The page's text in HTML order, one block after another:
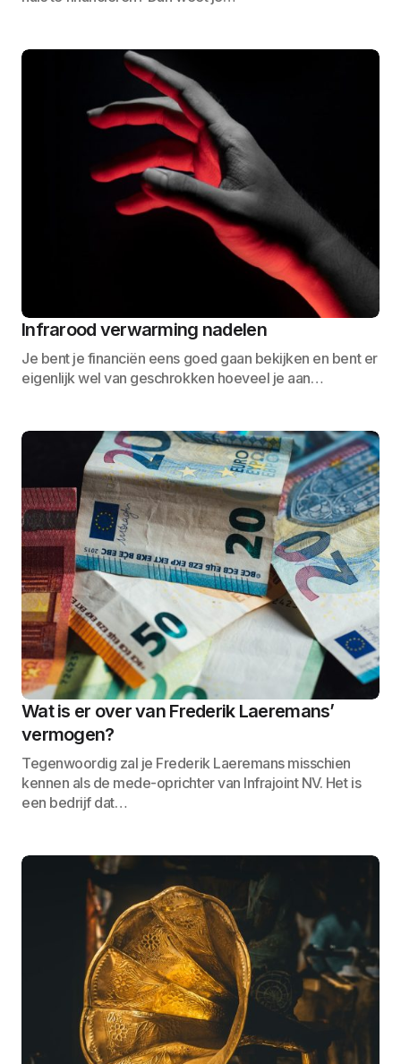
Infrarood verwarming nadelen
Je bent je financiën eens goed gaan bekijken en bent er
eigenlijk wel van geschrokken hoeveel je aan…
Wat is er over van Frederik Laeremans’
vermogen?
Tegenwoordig zal je Frederik Laeremans misschien
kennen als de mede-oprichter van Infrajoint NV. Het is
een bedrijf dat…